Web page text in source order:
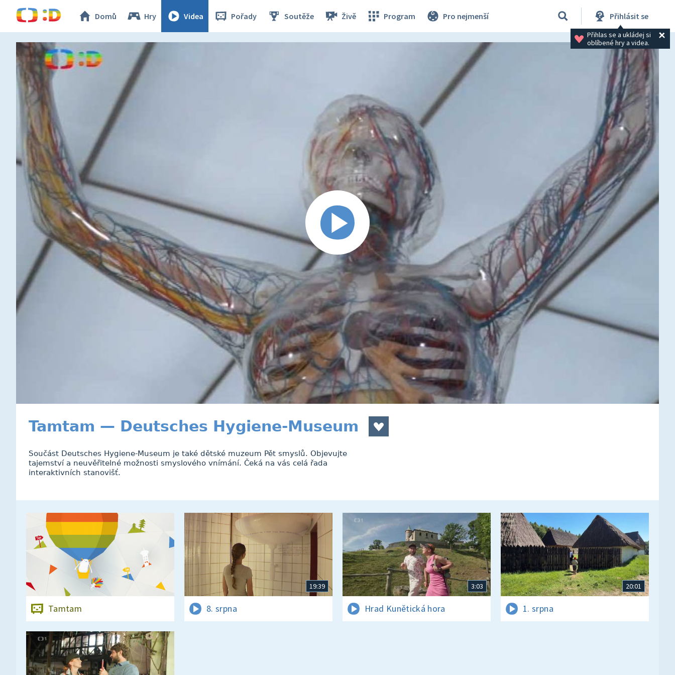
Domů Hry Videa Pořady Soutěže Živě Program Pro nejmenší Přihlásit se
Přihlas se a ukládej si
oblíbené hry a videa.
Tamtam — Deutsches Hygiene-Museum
Součást Deutsches Hygiene-Museum je také dětské muzeum Pět smyslů. Objevujte
tajemství a neuvěřitelné možnosti smyslového vnímání. Čeká na vás celá řada
interaktivních stanovišť.
Tamtam
19:39
8. srpna
3:03
Hrad Kunětická hora
20:01
1. srpna